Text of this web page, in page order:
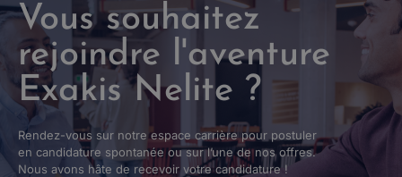
Vous souhaitez
rejoindre l'aventure
Exakis Nelite ?
Rendez-vous sur notre espace carrière pour postuler
en candidature spontanée ou sur l’une de nos offres.
Nous avons hâte de recevoir votre candidature !